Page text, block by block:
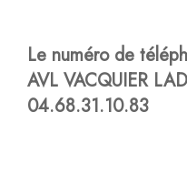
Le numéro de
AVL VACQUIER
04.68.31.10.83